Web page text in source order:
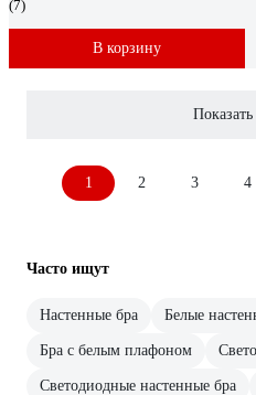
(7)
В корзину
1 2 3 4
Часто ищут
Настенные бра Белые
Бра с белым плафоном
Светодиодные настенные бра